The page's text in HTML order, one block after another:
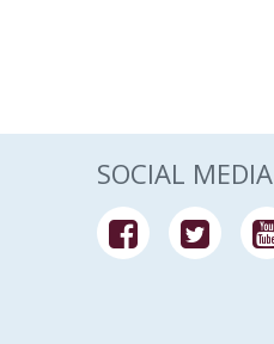
SOCIAL MEDIA